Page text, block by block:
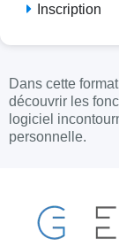
Inscription
Dans cette
découvrir les
logiciel
personnelle.